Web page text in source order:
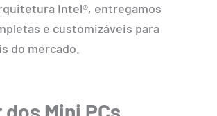
Intel®, entregamos
e customizáveis para
do mercado.